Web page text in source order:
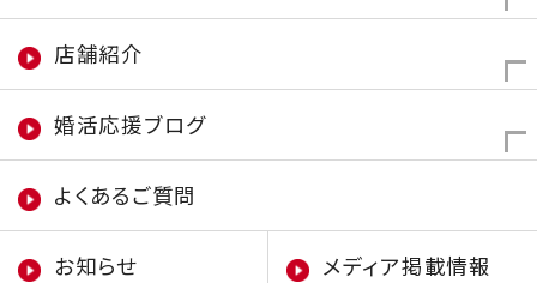
店舗紹介
婚活応援ブログ
よくあるご質問
お知らせ メディア掲載情報